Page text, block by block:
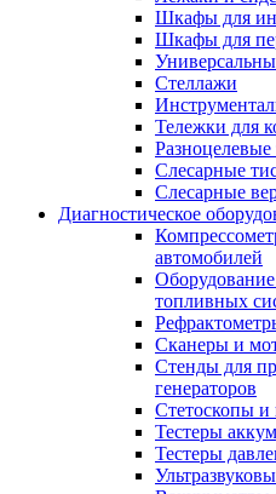
Шкафы для
Шкафы для
Стеллажи
Тележки для
Разноцелевые
Слесарные
Слесарные
Диагностическое
автомобилей
топливных
Сканеры и
Стенды для
генераторов
Стетоскопы
Тестеры
Тестеры